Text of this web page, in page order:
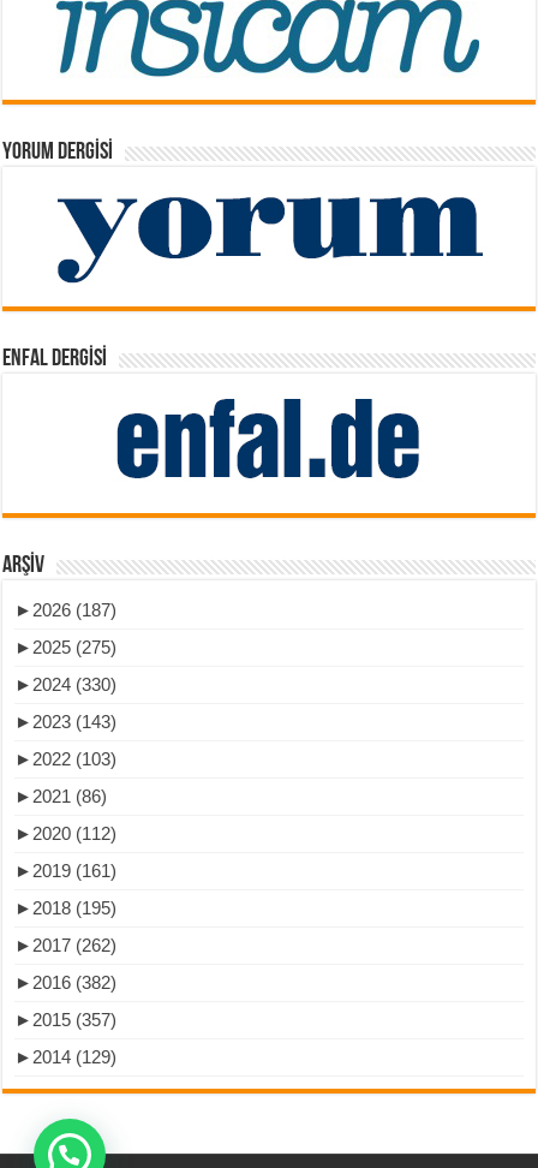
YORUM DERGISI
ENFAL DERGISI
ARŞIV
► 2026 (187)
► 2025 (275)
► 2024 (330)
► 2023 (143)
► 2022 (103)
► 2021 (86)
► 2020 (112)
► 2019 (161)
► 2018 (195)
► 2017 (262)
► 2016 (382)
► 2015 (357)
► 2014 (129)